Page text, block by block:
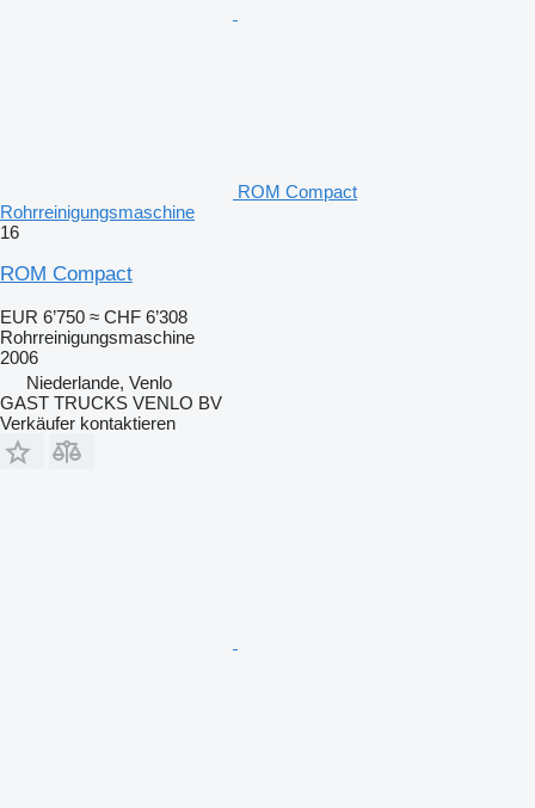
ROM Compact
Rohrreinigungsmaschine
16
ROM Compact
EUR 6’750 ≈ CHF 6’308
Rohrreinigungsmaschine
2006
Niederlande, Venlo
GAST TRUCKS VENLO BV
Verkäufer kontaktieren